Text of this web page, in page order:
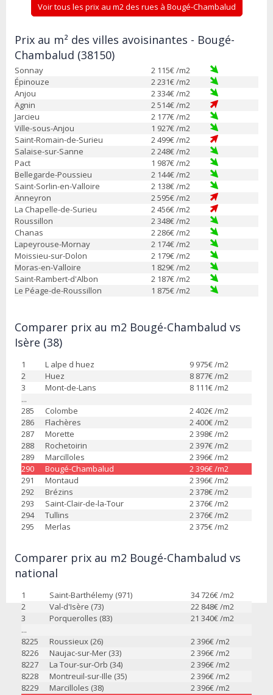
Voir tous les prix au m2 des rues à Bougé-Chambalud
Prix au m² des villes avoisinantes - Bougé-
Chambalud (38150)
Sonnay 2 115€ /m2
Épinouze
2 231€ /m2
Anjou
2 334€ /m2
Agnin
2 514€ /m2
Jarcieu
2 177€ /m2
Ville-sous-Anjou
1 927€ /m2
Saint-Romain-de-Surieu
2 499€ /m2
Salaise-sur-Sanne
2 248€ /m2
Pact
1 987€ /m2
Bellegarde-Poussieu
2 144€ /m2
Saint-Sorlin-en-Valloire
2 138€ /m2
Anneyron
2 595€ /m2
La Chapelle-de-Surieu
2 456€ /m2
Roussillon
2 348€ /m2
Chanas
2 286€ /m2
Lapeyrouse-Mornay
2 174€ /m2
Moissieu-sur-Dolon
2 179€ /m2
Moras-en-Valloire
1 829€ /m2
Saint-Rambert-d'Albon
2 187€ /m2
Le Péage-de-Roussillon
1 875€ /m2
Comparer prix au m2 Bougé-Chambalud vs
Isère (38)
1 L alpe d huez 9 975€ /m2
2
Huez 8 877€ /m2
3
Mont-de-Lans 8 111€ /m2
...
285
Colombe 2 402€ /m2
286
Flachères 2 400€ /m2
287
Morette 2 398€ /m2
288
Rochetoirin 2 397€ /m2
289
Marcilloles 2 396€ /m2
290
Bougé-Chambalud 2 396€ /m2
291
Montaud 2 396€ /m2
292
Brézins 2 378€ /m2
293
Saint-Clair-de-la-Tour 2 376€ /m2
294
Tullins 2 376€ /m2
295
Merlas 2 375€ /m2
Comparer prix au m2 Bougé-Chambalud vs
national
1 Saint-Barthélemy (971) 34 726€ /m2
2
Val-d'Isère (73) 22 848€ /m2
3
Porquerolles (83) 21 340€ /m2
...
8225
Roussieux (26) 2 396€ /m2
8226
Naujac-sur-Mer (33) 2 396€ /m2
8227
La Tour-sur-Orb (34) 2 396€ /m2
8228
Montreuil-sur-Ille (35) 2 396€ /m2
8229
Marcilloles (38) 2 396€ /m2